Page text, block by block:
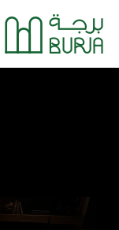
تخطي
إلى
المحتوى